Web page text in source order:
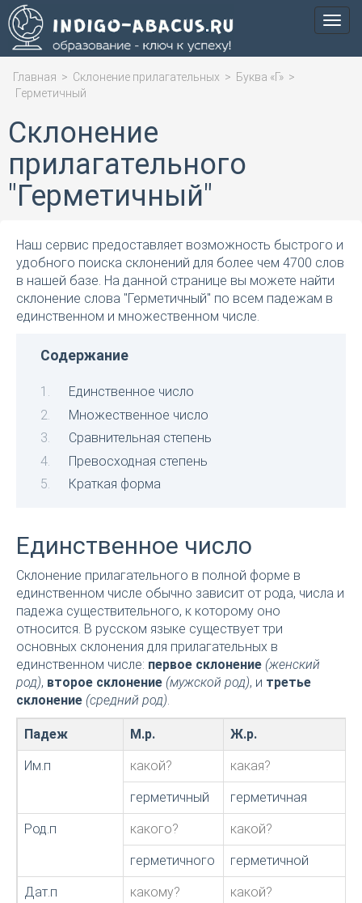
Меню
Главная > Склонение прилагательных > Буква «Г» >
Герметичный
Склонение
прилагательного
"Герметичный"
Наш сервис предоставляет возможность быстрого и
удобного поиска склонений для более чем 4700 слов
в нашей базе. На данной странице вы можете найти
склонение слова "Герметичный" по всем падежам в
единственном и множественном числе.
Содержание
Единственное число
Множественное число
Сравнительная степень
Превосходная степень
Краткая форма
Единственное число
Склонение прилагательного в полной форме в
единственном числе обычно зависит от рода, числа и
падежа существительного, к которому оно
относится. В русском языке существует три
основных склонения для прилагательных в
единственном числе: первое склонение (женский
род), второе склонение (мужской род), и третье
склонение (средний род).
Падеж М.р. Ж.р.
Им.п какой? какая?
герметичный герметичная
Род.п какого? какой?
герметичного герметичной
Дат.п какому? какой?